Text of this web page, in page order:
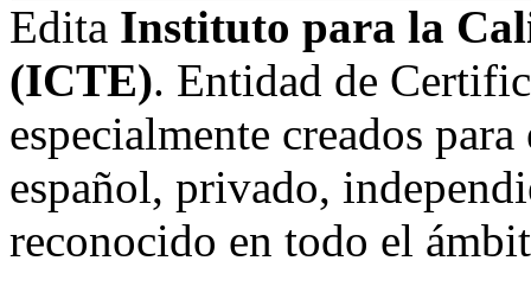
Edita Instituto para la
(ICTE). Entidad de
especialmente creados
español, privado,
reconocido en todo el